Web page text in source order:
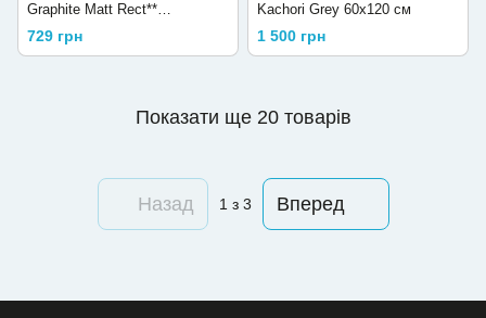
Graphite Matt Rect**
59,8x119,8 см
729 грн
Kachori Grey 60x120 см
1 500 грн
Показати ще 20 товарів
Назад 1з 3 Вперед